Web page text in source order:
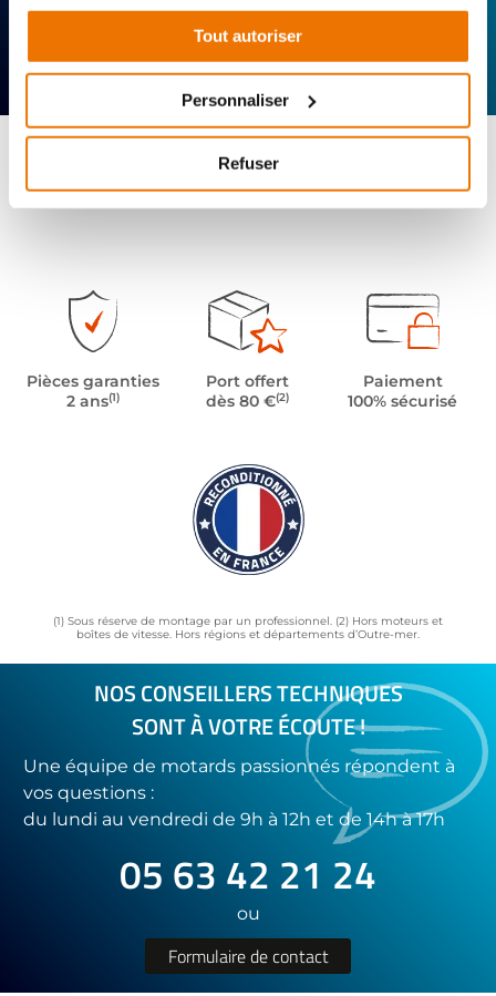
Tout autoriser
Personnaliser
Refuser
technique
Réactivité
Offerte
Pièces garanties
2 ans(1)
Port offert
dès 80 €(2)
Paiement
100% sécurisé
(1) Sous réserve de montage par un professionnel. (2) Hors moteurs et
boîtes de vitesse. Hors régions et départements d’Outre-mer.
NOS CONSEILLERS TECHNIQUES
SONT À VOTRE ÉCOUTE !
Une équipe de motards passionnés répondent à
vos questions :
du lundi au vendredi de 9h à 12h et de 14h à 17h
05 63 42 21 24
ou
Formulaire de contact